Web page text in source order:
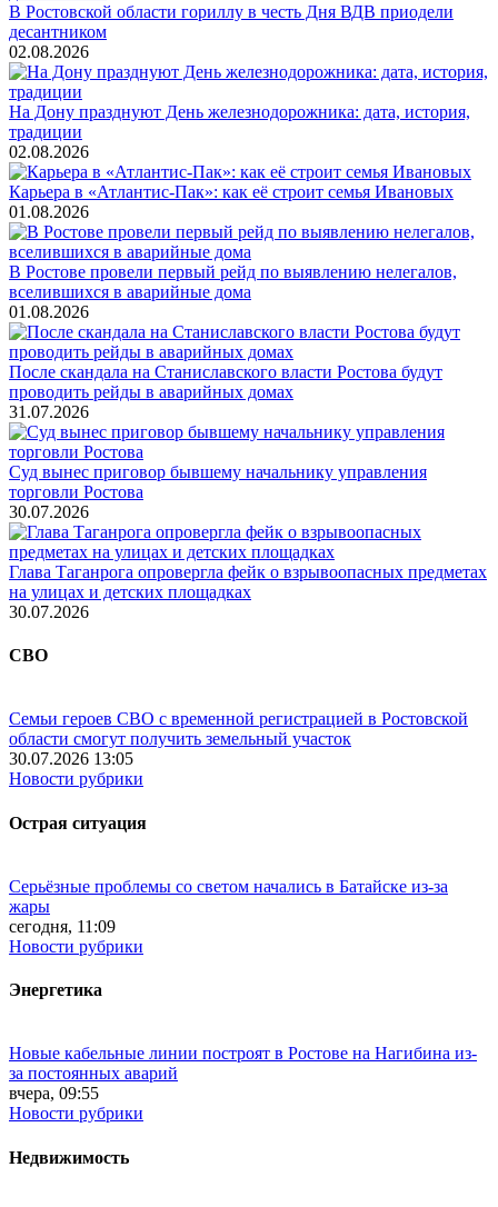
В Ростовской области гориллу в честь Дня ВДВ приодели
десантником
02.08.2026
На Дону празднуют День железнодорожника: дата, история,
традиции
02.08.2026
Карьера в «Атлантис-Пак»: как её строит семья Ивановых
01.08.2026
В Ростове провели первый рейд по выявлению нелегалов,
вселившихся в аварийные дома
01.08.2026
После скандала на Станиславского власти Ростова будут
проводить рейды в аварийных домах
31.07.2026
Суд вынес приговор бывшему начальнику управления
торговли Ростова
30.07.2026
Глава Таганрога опровергла фейк о взрывоопасных предметах
на улицах и детских площадках
30.07.2026
СВО
Семьи героев СВО с временной регистрацией в Ростовской
области смогут получить земельный участок
30.07.2026 13:05
Новости рубрики
Острая ситуация
Серьёзные проблемы со светом начались в Батайске из-за
жары
сегодня, 11:09
Новости рубрики
Энергетика
Новые кабельные линии построят в Ростове на Нагибина из-
за постоянных аварий
вчера, 09:55
Новости рубрики
Недвижимость